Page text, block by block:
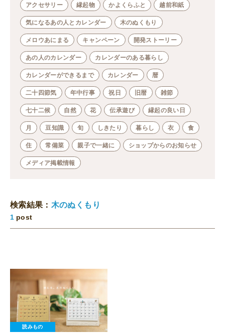
アクセサリー 縁起物 かよくらふと 越前和紙
気になるあの人とカレンダー 木のぬくもり
メロウあにまる キャンペーン 開発ストーリー
あの人のカレンダー カレンダーのある暮らし
カレンダーができるまで カレンダー 暦
二十四節気 年中行事 祝日 旧暦 雑節
七十二候 自然 花 伝承遊び 縁起の良い日
月 豆知識 旬 しきたり 暮らし 衣 食
住 常備菜 親子で一緒に ショップからのお知らせ
メディア掲載情報
検索結果： 木のぬくもり
1 post
読みもの